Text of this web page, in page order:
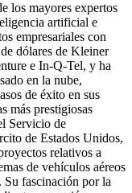
los mayores expertos
artificial e
empresariales con
dólares de Kleiner
e In-Q-Tel, y ha
en la nube,
de éxito en sus
más prestigiosas
Servicio de
de Estados Unidos,
relativos a
de vehículos aéreos
Su fascinación por la